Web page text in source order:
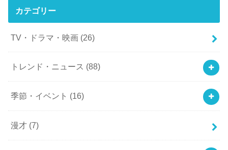
カテゴリー
TV・ドラマ・映画 (26)
トレンド・ニュース (88)
季節・イベント (16)
漫才 (7)